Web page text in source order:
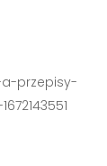
przepisy-